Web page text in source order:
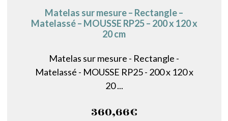
Matelas sur mesure – Rectangle –
Matelassé – MOUSSE RP25 – 200 x 120 x
20 cm
Matelas sur mesure - Rectangle -
Matelassé - MOUSSE RP25 - 200 x 120 x
20 ...
360,66€